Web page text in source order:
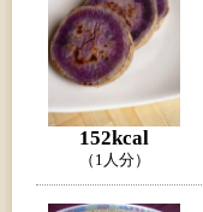
152kcal
（1人分）